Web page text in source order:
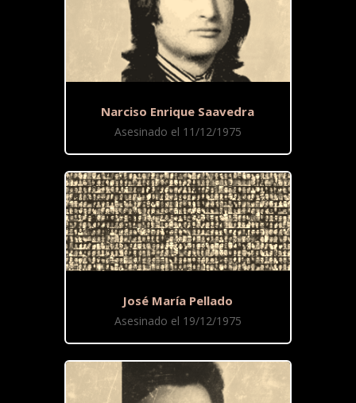
Narciso Enrique Saavedra
Asesinado el 11/12/1975
José María Pellado
Asesinado el 19/12/1975